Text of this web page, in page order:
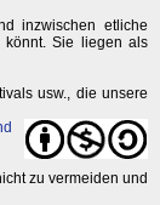
inzwischen etliche
könnt. Sie liegen als
usw., die unsere
zu vermeiden und